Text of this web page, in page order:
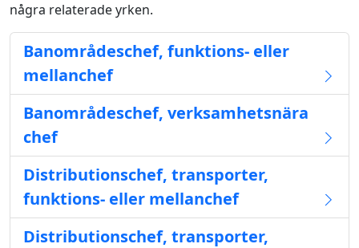
några relaterade yrken.
Banområdeschef, funktions- eller
mellanchef
Banområdeschef, verksamhetsnära
chef
Distributionschef, transporter,
funktions- eller mellanchef
Distributionschef, transporter,